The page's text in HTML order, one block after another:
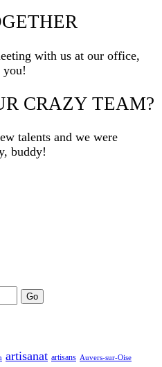
with us at our office,
you!
CRAZY TEAM?
talents and we were
buddy!
artisanat artisans Auvers-sur-Oise